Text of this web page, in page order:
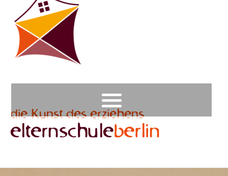
die Kunst des erziehens
elternschuleberlin